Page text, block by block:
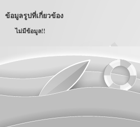
ข้อมูลรูปที่เกี่ยวข้อง
ไม่มีข้อมูล!!